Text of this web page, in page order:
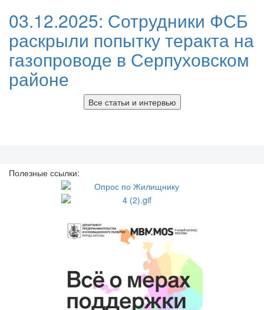
03.12.2025: Сотрудники ФСБ
раскрыли попытку теракта на
газопроводе в Серпуховском
районе
Все статьи и интервью
Полезные ссылки: